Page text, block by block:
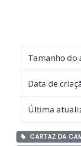
Tamanho do
Data de
Última
CARTAZ DA